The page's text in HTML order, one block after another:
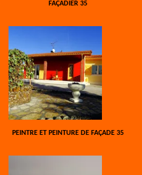
FAÇADIER 35
PEINTRE ET PEINTURE DE FAÇADE 35